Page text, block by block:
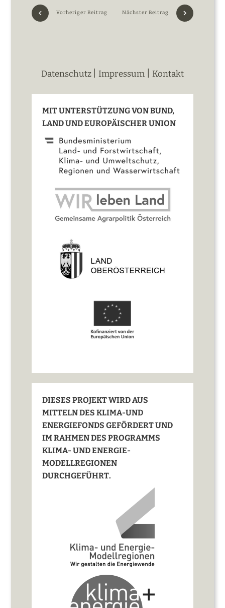
Vorheriger Beitrag Nächster Beitrag
Datenschutz Impressum Kontakt
MIT UNTERSTÜTZUNG VON BUND,
LAND UND EUROPÄISCHER UNION
DIESES PROJEKT WIRD AUS
MITTELN DES KLIMA-UND
ENERGIEFONDS GEFÖRDERT UND
IM RAHMEN DES PROGRAMMS
KLIMA- UND ENERGIE-
MODELLREGIONEN
DURCHGEFÜHRT.